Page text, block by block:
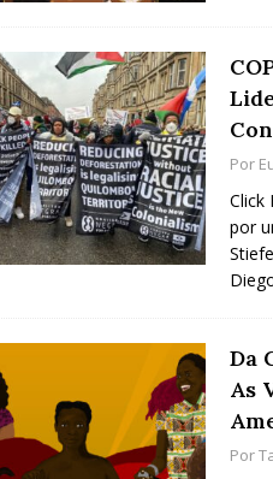
Por
Click
por
Da
As
Por